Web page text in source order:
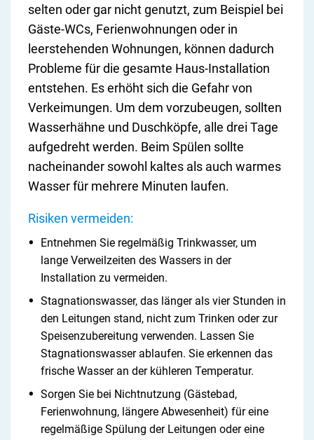
selten oder gar nicht genutzt, zum Beispiel bei
Gäste-WCs, Ferienwohnungen oder in
leerstehenden Wohnungen, können dadurch
Probleme für die gesamte Haus-Installation
entstehen. Es erhöht sich die Gefahr von
Verkeimungen. Um dem vorzubeugen, sollten
Wasserhähne und Duschköpfe, alle drei Tage
aufgedreht werden. Beim Spülen sollte
nacheinander sowohl kaltes als auch warmes
Wasser für mehrere Minuten laufen.
Risiken vermeiden:
Entnehmen Sie regelmäßig Trinkwasser, um
lange Verweilzeiten des Wassers in der
Installation zu vermeiden.
Stagnationswasser, das länger als vier Stunden in
den Leitungen stand, nicht zum Trinken oder zur
Speisenzubereitung verwenden. Lassen Sie
Stagnationswasser ablaufen. Sie erkennen das
frische Wasser an der kühleren Temperatur.
Sorgen Sie bei Nichtnutzung (Gästebad,
Ferienwohnung, längere Abwesenheit) für eine
regelmäßige Spülung der Leitungen oder eine